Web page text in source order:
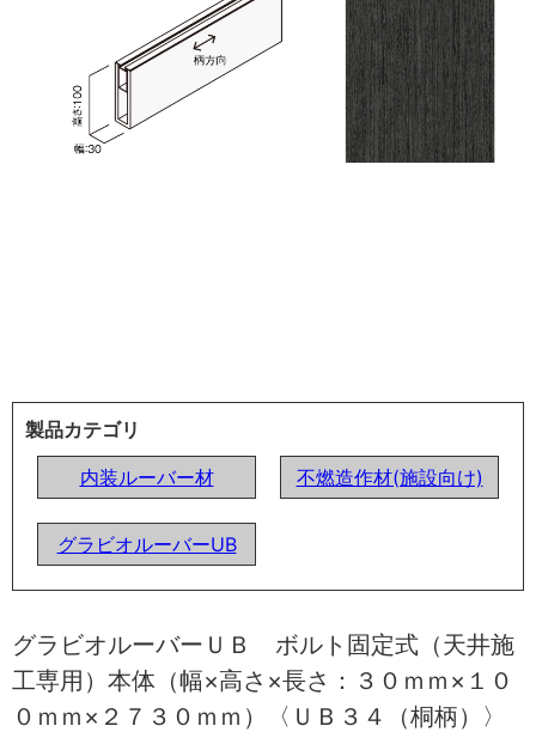
製品カテゴリ
内装ルーバー材
不燃造作材(施設向け)
グラビオルーバーUB
グラビオルーバーＵＢ ボルト固定式（天井施
工専用）本体（幅×高さ×長さ：３０ｍｍ×１０
０ｍｍ×２７３０ｍｍ）〈ＵＢ３４（桐柄）〉